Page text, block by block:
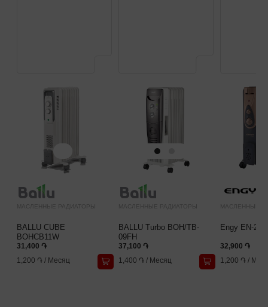
МАСЛЕННЫЕ РАДИАТОРЫ
BALLU CUBE
BOHCB11W
31,400 ֏
1,200 ֏ / Месяц
МАСЛЕННЫЕ РАДИАТОРЫ
BALLU Turbo BOH/TB-
09FH
37,100 ֏
1,400 ֏ / Месяц
МАСЛЕННЫЕ
Engy EN-
32,900 ֏
1,200 ֏ /